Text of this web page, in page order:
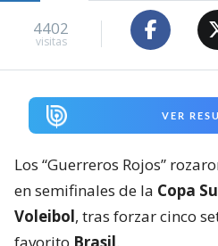
4402
visitas
VER
Los “Guerreros Rojos”
en semifinales de la Copa
Voleibol, tras forzar cinco
favorito Brasil.